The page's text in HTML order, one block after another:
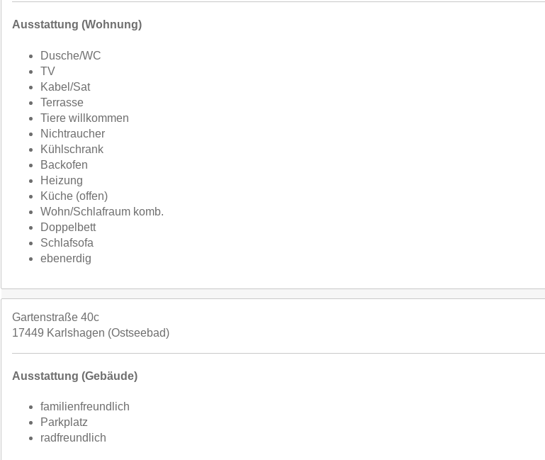
Ausstattung (Wohnung)
Dusche/WC
TV
Kabel/Sat
Terrasse
Tiere willkommen
Nichtraucher
Kühlschrank
Backofen
Heizung
Küche (offen)
Wohn/Schlafraum komb.
Doppelbett
Schlafsofa
ebenerdig
Gartenstraße 40c
17449 Karlshagen (Ostseebad)
Ausstattung (Gebäude)
familienfreundlich
Parkplatz
radfreundlich